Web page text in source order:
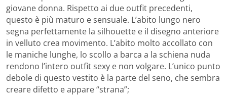
giovane donna. Rispetto ai due outfit precedenti,
questo è più maturo e sensuale. L’abito lungo nero
segna perfettamente la silhouette e il disegno anteriore
in velluto crea movimento. L’abito molto accollato con
le maniche lunghe, lo scollo a barca a la schiena nuda
rendono l’intero outfit sexy e non volgare. L’unico punto
debole di questo vestito è la parte del seno, che sembra
creare difetto e appare “strana”;